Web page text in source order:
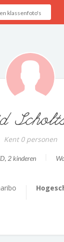
Kent 0 personen
, 2 kinderen